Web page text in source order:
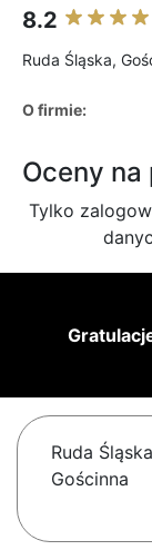
8.2
Ruda Śląska,
O firmie:
Oceny
Tylko
Ruda Śląska
Gościnna